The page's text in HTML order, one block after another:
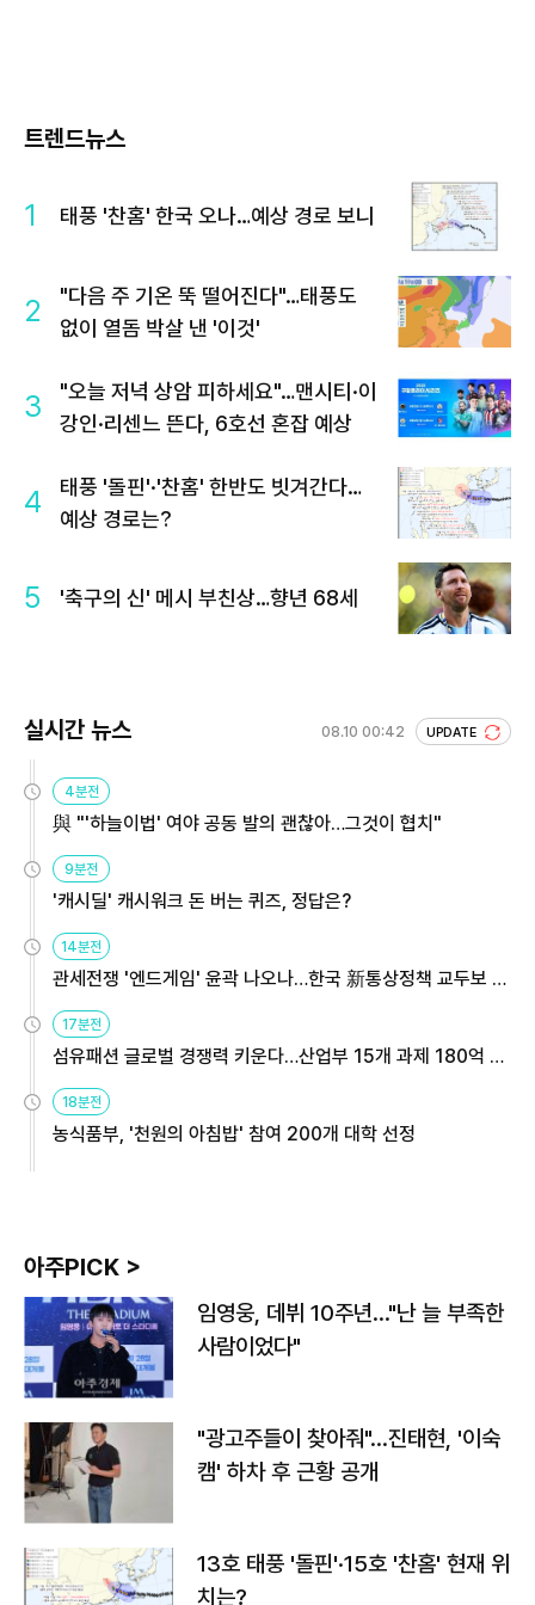
트렌드뉴스
1 태풍 '찬홈' 한국 오나…예상 경로 보니
2
"다음 주 기온 뚝 떨어진다"…태풍도
없이 열돔 박살 낸 '이것'
3
"오늘 저녁 상암 피하세요"…맨시티·이
강인·리센느 뜬다, 6호선 혼잡 예상
4
태풍 '돌핀'·'찬홈' 한반도 빗겨간다…
예상 경로는?
5 '축구의 신' 메시 부친상…향년 68세
실시간 뉴스 08.10 00:42 UPDATE
4분전
與 "'하늘이법' 여야 공동 발의 괜찮아…그것이 협치"
9분전
'캐시딜' 캐시워크 돈 버는 퀴즈, 정답은?
14분전
관세전쟁 '엔드게임' 윤곽 나오나…한국 新통상정책 교두보 활
17분전
섬유패션 글로벌 경쟁력 키운다…산업부 15개 과제 180억 지
18분전
농식품부, '천원의 아침밥' 참여 200개 대학 선정
아주PICK >
임영웅, 데뷔 10주년…"난 늘 부족한
사람이었다"
"광고주들이 찾아줘"…진태현, '이숙
캠' 하차 후 근황 공개
13호 태풍 '돌핀'·15호 '찬홈' 현재 위
치는?